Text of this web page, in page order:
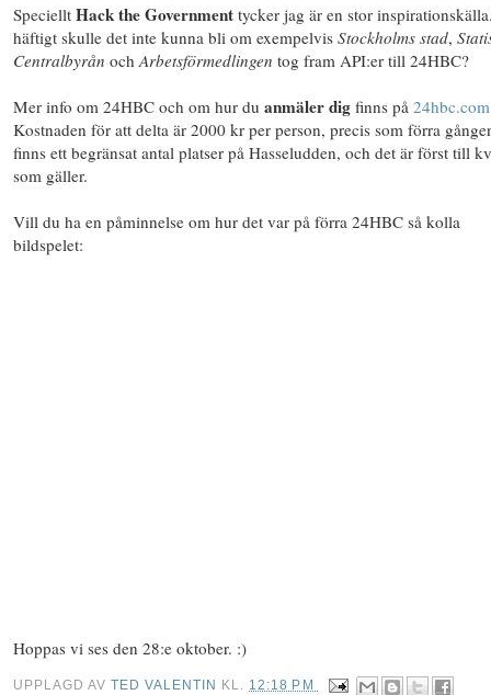
Speciellt Hack the Government tycker jag är en stor
häftigt skulle det inte kunna bli om exempelvis Stockholms stad,
Centralbyrån och Arbetsförmedlingen tog fram API:er till 24HBC?
Mer info om 24HBC och om hur du anmäler dig finns på 24hbc.com
Kostnaden för att delta är 2000 kr per person, precis som förra
finns ett begränsat antal platser på Hasseludden, och det är först till
som gäller.
Vill du ha en påminnelse om hur det var på förra 24HBC så kolla
bildspelet:
Hoppas vi ses den 28:e oktober. :)
UPPLAGD AVTED VALENTIN KL. 12:18 PM